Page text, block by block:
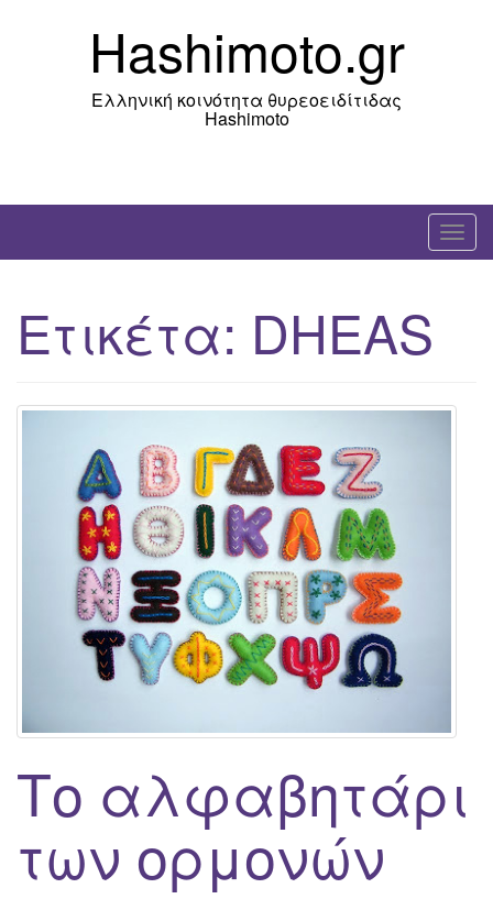
Hashimoto.gr
Ελληνική κοινότητα θυρεοειδίτιδας
Hashimoto
T
o
n
Ετικέτα: DHEAS
Το αλφαβητάρι
των ορμονών